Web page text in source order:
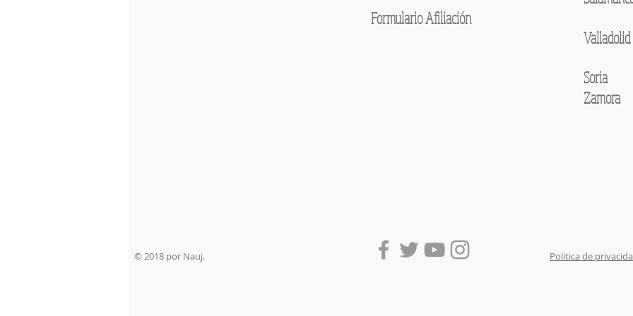
Formulario Afiliación
Valladolid
Soria
Zamora
© 2018 por Nauj. Politica de